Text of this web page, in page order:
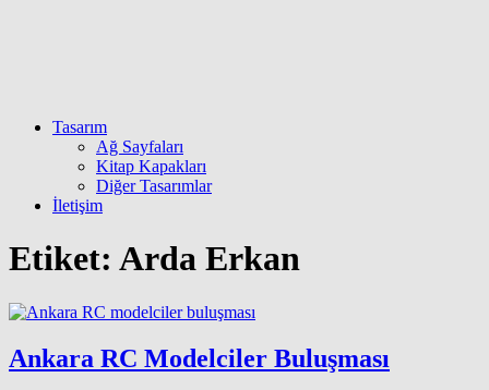
Tasarım
Ağ Sayfaları
Kitap Kapakları
Diğer Tasarımlar
İletişim
Etiket: Arda Erkan
Ankara RC Modelciler Buluşması